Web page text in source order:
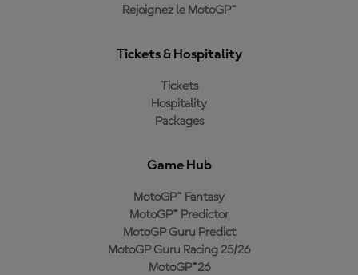
Rejoignez le MotoGP™
Tickets & Hospitality
Tickets
Hospitality
Packages
Game Hub
MotoGP™ Fantasy
MotoGP™ Predictor
MotoGP Guru Predict
MotoGP Guru Racing 25/26
MotoGP™26